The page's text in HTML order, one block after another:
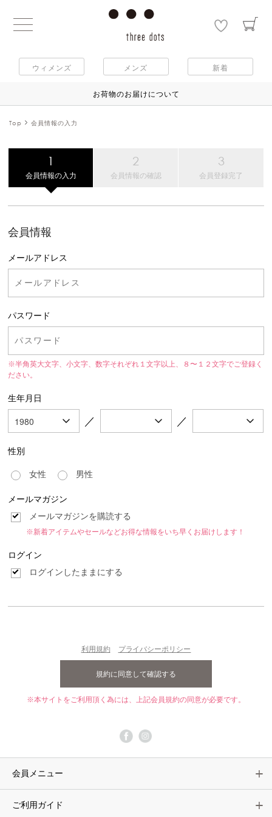
ウィメンズ メンズ 新着
お荷物のお届けについて
Top 会員情報の入力
会員情報の入力 会員情報の確認 会員登録完了
会員情報
メールアドレス
パスワード
※半角英大文字、小文字、数字それぞれ１文字以上、８〜１２文字でご登録く
ださい。
生年月日
／ ／
性別
女性
男性
メールマガジン
メールマガジンを購読する
※新着アイテムやセールなどお得な情報をいち早くお届けします！
ログイン
ログインしたままにする
利用規約 プライバシーポリシー
※本サイトをご利用頂く為には、上記会員規約の同意が必要です。
会員メニュー
ご利用ガイド